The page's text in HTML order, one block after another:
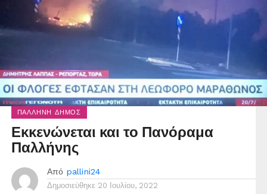
ΠΑΛΛΉΝΗ ΔΉΜΟΣ
Εκκενώνεται και το Πανόραμα
Παλλήνης
Από pallini24
Δημοσιεύθηκε 20 Ιουλίου, 2022